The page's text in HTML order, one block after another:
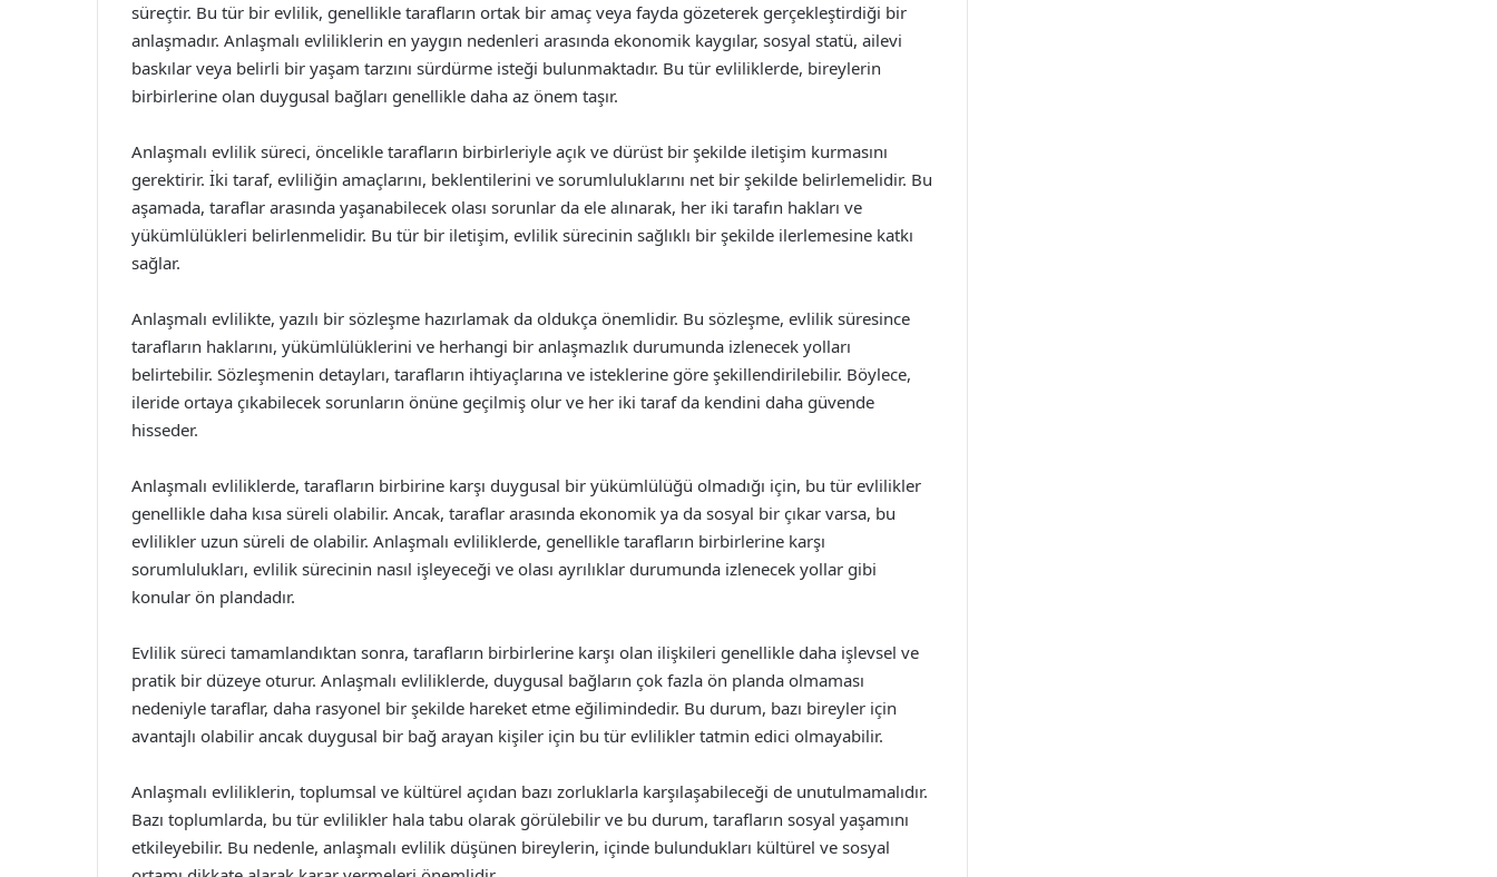
süreçtir. Bu tür bir evlilik, genellikle tarafların ortak bir amaç veya fayda gözeterek gerçekleştirdiği bir
anlaşmadır. Anlaşmalı evliliklerin en yaygın nedenleri arasında ekonomik kaygılar, sosyal statü, ailevi
baskılar veya belirli bir yaşam tarzını sürdürme isteği bulunmaktadır. Bu tür evliliklerde, bireylerin
birbirlerine olan duygusal bağları genellikle daha az önem taşır.
Anlaşmalı evlilik süreci, öncelikle tarafların birbirleriyle açık ve dürüst bir şekilde iletişim kurmasını
gerektirir. İki taraf, evliliğin amaçlarını, beklentilerini ve sorumluluklarını net bir şekilde belirlemelidir. Bu
aşamada, taraflar arasında yaşanabilecek olası sorunlar da ele alınarak, her iki tarafın hakları ve
yükümlülükleri belirlenmelidir. Bu tür bir iletişim, evlilik sürecinin sağlıklı bir şekilde ilerlemesine katkı
sağlar.
Anlaşmalı evlilikte, yazılı bir sözleşme hazırlamak da oldukça önemlidir. Bu sözleşme, evlilik süresince
tarafların haklarını, yükümlülüklerini ve herhangi bir anlaşmazlık durumunda izlenecek yolları
belirtebilir. Sözleşmenin detayları, tarafların ihtiyaçlarına ve isteklerine göre şekillendirilebilir. Böylece,
ileride ortaya çıkabilecek sorunların önüne geçilmiş olur ve her iki taraf da kendini daha güvende
hisseder.
Anlaşmalı evliliklerde, tarafların birbirine karşı duygusal bir yükümlülüğü olmadığı için, bu tür evlilikler
genellikle daha kısa süreli olabilir. Ancak, taraflar arasında ekonomik ya da sosyal bir çıkar varsa, bu
evlilikler uzun süreli de olabilir. Anlaşmalı evliliklerde, genellikle tarafların birbirlerine karşı
sorumlulukları, evlilik sürecinin nasıl işleyeceği ve olası ayrılıklar durumunda izlenecek yollar gibi
konular ön plandadır.
Evlilik süreci tamamlandıktan sonra, tarafların birbirlerine karşı olan ilişkileri genellikle daha işlevsel ve
pratik bir düzeye oturur. Anlaşmalı evliliklerde, duygusal bağların çok fazla ön planda olmaması
nedeniyle taraflar, daha rasyonel bir şekilde hareket etme eğilimindedir. Bu durum, bazı bireyler için
avantajlı olabilir ancak duygusal bir bağ arayan kişiler için bu tür evlilikler tatmin edici olmayabilir.
Anlaşmalı evliliklerin, toplumsal ve kültürel açıdan bazı zorluklarla karşılaşabileceği de unutulmamalıdır.
Bazı toplumlarda, bu tür evlilikler hala tabu olarak görülebilir ve bu durum, tarafların sosyal yaşamını
etkileyebilir. Bu nedenle, anlaşmalı evlilik düşünen bireylerin, içinde bulundukları kültürel ve sosyal